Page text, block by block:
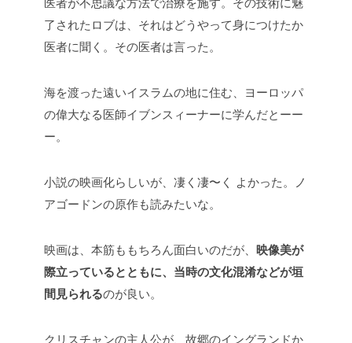
了されたロブは、それはどうやって身につけたか
医者に聞く。その医者は言った。
海を渡った遠いイスラムの地に住む、ヨーロッパ
の偉大なる医師イブンスィーナーに学んだとーー
ー。
小説の映画化らしいが、凄く凄〜く
よかった。ノ
アゴードンの原作も読みたいな。
映画は、本筋ももちろん面白いのだが、 映像美が
際立っているとともに、当時の文化混淆などが垣
間見られるのが良い。
クリスチャンの主人公が、故郷のイングランドか